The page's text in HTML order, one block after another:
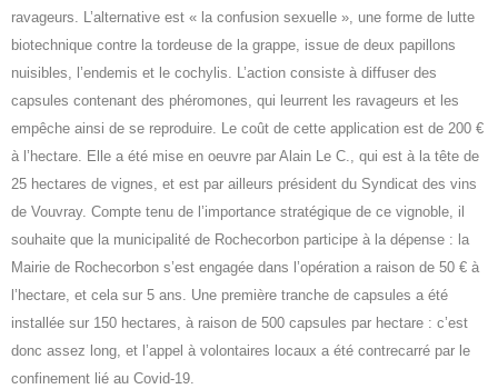
ravageurs. L’alternative est « la confusion sexuelle », une forme de lutte
biotechnique contre la tordeuse de la grappe, issue de deux papillons
nuisibles, l’endemis et le cochylis. L’action consiste à diffuser des
capsules contenant des phéromones, qui leurrent les ravageurs et les
empêche ainsi de se reproduire. Le coût de cette application est de 200 €
à l’hectare. Elle a été mise en oeuvre par Alain Le C., qui est à la tête de
25 hectares de vignes, et est par ailleurs président du Syndicat des vins
de Vouvray. Compte tenu de l’importance stratégique de ce vignoble, il
souhaite que la municipalité de Rochecorbon participe à la dépense : la
Mairie de Rochecorbon s’est engagée dans l’opération a raison de 50 € à
l’hectare, et cela sur 5 ans. Une première tranche de capsules a été
installée sur 150 hectares, à raison de 500 capsules par hectare : c’est
donc assez long, et l’appel à volontaires locaux a été contrecarré par le
confinement lié au Covid-19.